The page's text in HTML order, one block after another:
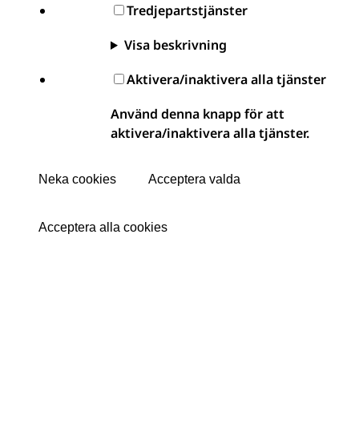
Tredjepartstjänster
Visa beskrivning
Aktivera/inaktivera alla tjänster
Använd denna knapp för att
aktivera/inaktivera alla tjänster.
Neka cookies Acceptera valda
Acceptera alla cookies